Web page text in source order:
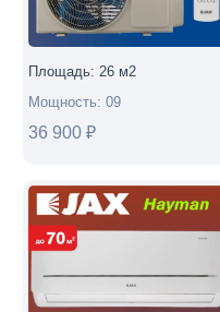
Площадь: 26 м2
Мощность: 09
36 900 ₽